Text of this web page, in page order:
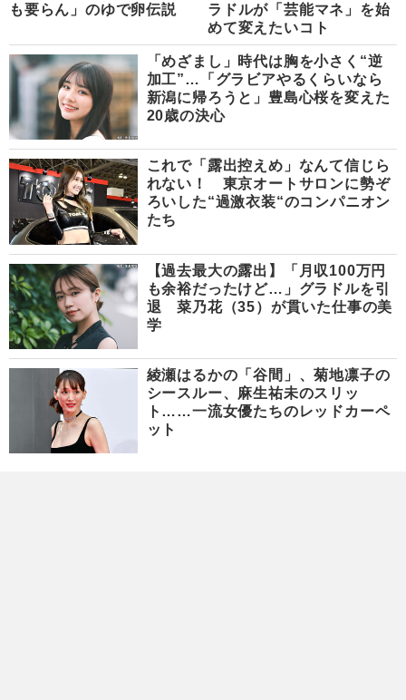
も要らん」のゆで卵伝説
ラドルが「芸能マネ」を始
めて変えたいコト
「めざまし」時代は胸を小さく“逆
加工”…「グラビアやるくらいなら
新潟に帰ろうと」豊島心桜を変えた
20歳の決心
これで「露出控えめ」なんて信じら
れない！ 東京オートサロンに勢ぞ
ろいした“過激衣装“のコンパニオン
たち
【過去最大の露出】「月収100万円
も余裕だったけど…」グラドルを引
退 菜乃花（35）が貫いた仕事の美
学
綾瀬はるかの「谷間」、菊地凛子の
シースルー、麻生祐未のスリッ
ト……一流女優たちのレッドカーペ
ット